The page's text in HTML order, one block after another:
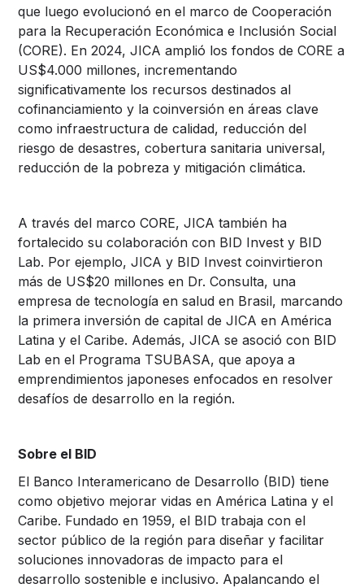
que luego evolucionó en el marco de Cooperación
para la Recuperación Económica e Inclusión Social
(CORE). En 2024, JICA amplió los fondos de CORE a
US$4.000 millones, incrementando
significativamente los recursos destinados al
cofinanciamiento y la coinversión en áreas clave
como infraestructura de calidad, reducción del
riesgo de desastres, cobertura sanitaria universal,
reducción de la pobreza y mitigación climática.
A través del marco CORE, JICA también ha
fortalecido su colaboración con BID Invest y BID
Lab. Por ejemplo, JICA y BID Invest coinvirtieron
más de US$20 millones en Dr. Consulta, una
empresa de tecnología en salud en Brasil, marcando
la primera inversión de capital de JICA en América
Latina y el Caribe. Además, JICA se asoció con BID
Lab en el Programa TSUBASA, que apoya a
emprendimientos japoneses enfocados en resolver
desafíos de desarrollo en la región.
Sobre el BID
El Banco Interamericano de Desarrollo (BID) tiene
como objetivo mejorar vidas en América Latina y el
Caribe. Fundado en 1959, el BID trabaja con el
sector público de la región para diseñar y facilitar
soluciones innovadoras de impacto para el
desarrollo sostenible e inclusivo. Apalancando el